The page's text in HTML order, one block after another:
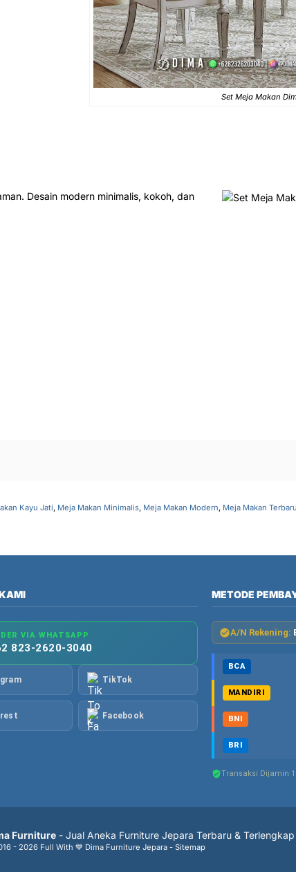
Set Meja Makan
Desain modern minimalis, kokoh, dan
Kayu Jati, Meja Makan Minimalis, Meja Makan Modern, Meja Makan Terbaru
VIA WHATSAPP
823-2620-3040
TikTok
Facebook
METODE
A/N Rekening:
BCA
MANDIRI
BNI
BRI
Transaksi Dijamin
Furniture - Jual Aneka Furniture Jepara Terbaru &
- 2026 Full With 💙 Dima Furniture Jepara - Sitemap